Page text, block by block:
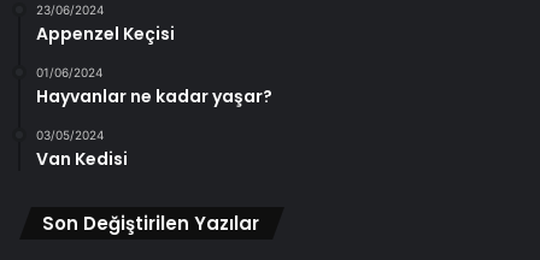
23/06/2024
Appenzel Keçisi
01/06/2024
Hayvanlar ne kadar yaşar?
03/05/2024
Van Kedisi
Son Değiştirilen Yazılar